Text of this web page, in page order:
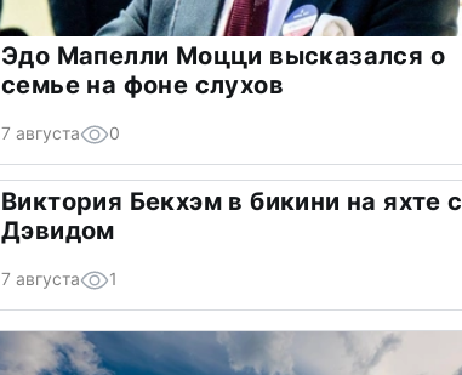
Эдо Мапелли Моцци высказался о
семье на фоне слухов
7 августа 0
Виктория Бекхэм в бикини на яхте с
Дэвидом
7 августа 1